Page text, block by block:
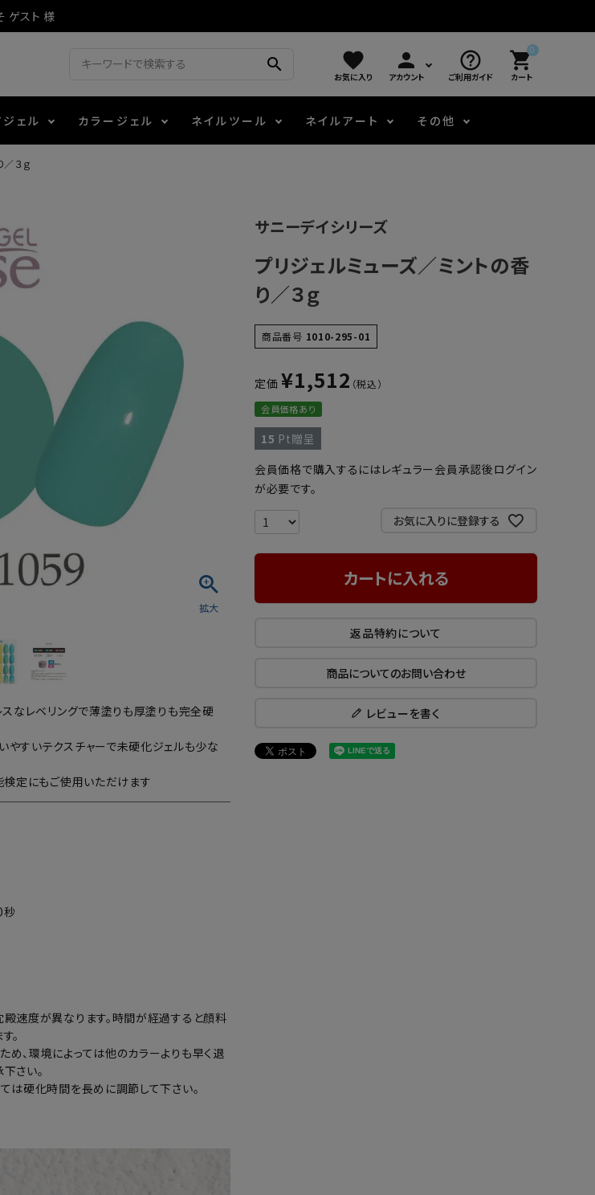
ゲスト 様
search favorite
お気に入り
person
アカウント
help_outline
ご利用ガイド
0
shopping_cart
カート
ェル カラージェル
アートインク
メタリックジェル エメナコラボジェル
ネイルツール
容器・ポーチ
ネイルアート
その他
その他
３ｇ
スなレベリングで薄塗りも厚塗りも完全硬
すいテクスチャーで未硬化ジェルも少な
定にもご使用いただけます
秒
速度が異なります。時間が経過すると顔料
。
、環境によっては他のカラーよりも早く退
さい。
は硬化時間を長めに調節して下さい。
サニーデイシリーズ
プリジェルミューズ／ミントの香
り／３ｇ
商品番号 1010-295-01
定価 ¥1,512
会員価格あり
15 Pt贈呈
会員価格で購入するにはレギュラー会員承認後ログイン
が必要です。
お気に入りに登録する
カートに入れる
返品特約について
商品についてのお問い合わせ
レビューを書く